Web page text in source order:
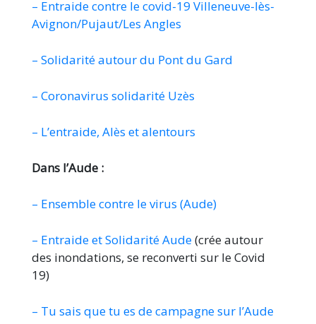
– Entraide contre le covid-19 Villeneuve-lès-
Avignon/Pujaut/Les Angles
– Solidarité autour du Pont du Gard
– Coronavirus solidarité Uzès
– L’entraide, Alès et alentours
Dans l’Aude :
– Ensemble contre le virus (Aude)
– Entraide et Solidarité Aude(crée autour
des inondations, se reconverti sur le Covid
19)
– Tu sais que tu es de campagne sur l’Aude